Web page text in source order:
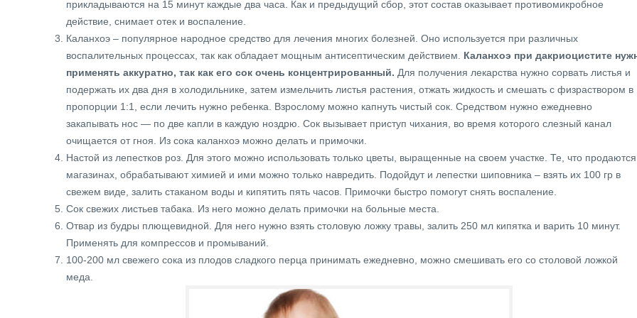
прикладываются на 15 минут каждые два часа. Как и предыдущий сбор, этот состав оказывает противомикробное
действие, снимает отек и воспаление.
Каланхоэ – популярное народное средство для лечения многих болезней. Оно используется при различных
воспалительных процессах, так как обладает мощным антисептическим действием. Каланхоэ при дакриоцистите
применять аккуратно, так как его сок очень концентрированный. Для получения лекарства нужно сорвать листья и
подержать их два дня в холодильнике, затем измельчить листья растения, отжать жидкость и смешать с физраствором в
пропорции 1:1, если лечить нужно ребенка. Взрослому можно капнуть чистый сок. Средством нужно ежедневно
закапывать нос — по две капли в каждую ноздрю. Сок вызывает приступ чихания, во время которого слезный канал
очищается от гноя. Из сока каланхоэ можно делать и примочки.
Настой из лепестков роз. Для этого можно использовать только цветы, выращенные на своем участке. Те, что
магазинах, обрабатывают химией и ими можно только навредить. Подойдут и лепестки шиповника – взять их 100 гр в
свежем виде, залить стаканом воды и кипятить пять часов. Примочки быстро помогут снять воспаление.
Сок свежих листьев табака. Из него можно делать примочки на больные места.
Отвар из будры плющевидной. Для него нужно взять столовую ложку травы, залить 250 мл кипятка и варить 10 минут.
Применять для компрессов и промываний.
100-200 мл свежего сока из плодов сладкого перца принимать ежедневно, можно смешивать его со столовой ложкой
меда.